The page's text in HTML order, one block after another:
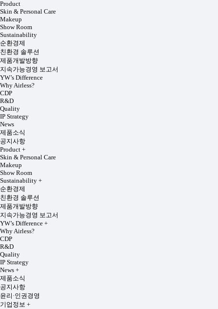
Product
Skin & Personal Care
Makeup
Show Room
Sustainability
순환경제
친환경 솔루션
제품개발방향
지속가능경영 보고서
YW’s Difference
Why Airless?
CDP
R&D
Quality
IP Strategy
News
제품소식
공지사항
Product +
Skin & Personal Care
Makeup
Show Room
Sustainability +
순환경제
친환경 솔루션
제품개발방향
지속가능경영 보고서
YW’s Difference +
Why Airless?
CDP
R&D
Quality
IP Strategy
News +
제품소식
공지사항
윤리·인권경영
기업정보 +